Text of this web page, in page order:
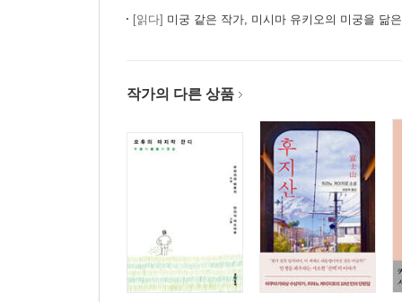
[읽다] 미궁 같은 작가, 미시마 유키오의 미궁을 닮
작가의 다른 상품